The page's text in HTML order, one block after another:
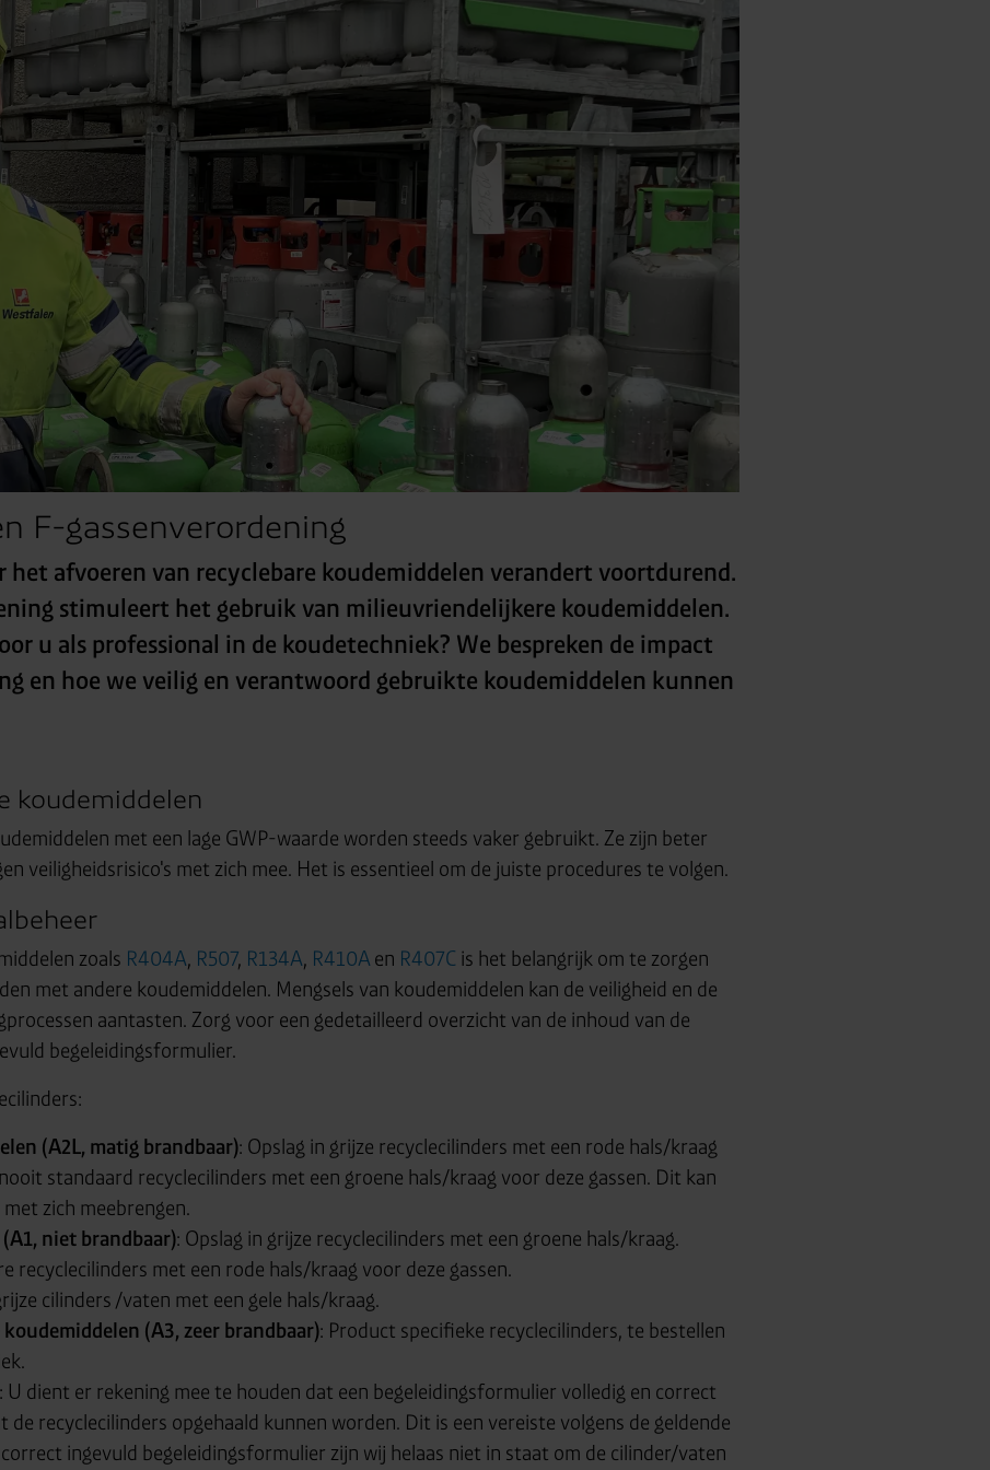
F-gassenverordening
het afvoeren van recyclebare koudemiddelen verandert voortdurend.
stimuleert het gebruik van milieuvriendelijkere koudemiddelen.
u als professional in de koudetechniek? We bespreken de impact
en hoe we veilig en verantwoord gebruikte koudemiddelen kunnen
koudemiddelen
met een lage GWP-waarde worden steeds vaker gebruikt. Ze zijn beter
veiligheidsrisico's met zich mee. Het is essentieel om de juiste procedures te volgen.
zoals R404A, R507, R134A, R410A en R407C is het belangrijk om te zorgen
met andere koudemiddelen. Mengsels van koudemiddelen kan de veiligheid en de
aantasten. Zorg voor een gedetailleerd overzicht van de inhoud van de
begeleidingsformulier.
(A2L, matig brandbaar): Opslag in grijze recyclecilinders met een rode hals/kraag
standaard recyclecilinders met een groene hals/kraag voor deze gassen. Dit kan
zich meebrengen.
(A1, niet brandbaar): Opslag in grijze recyclecilinders met een groene hals/kraag.
recyclecilinders met een rode hals/kraag voor deze gassen.
cilinders /vaten met een gele hals/kraag.
(A3, zeer brandbaar): Product specifieke recyclecilinders, te bestellen
: U dient er rekening mee te houden dat een begeleidingsformulier volledig en correct
recyclecilinders opgehaald kunnen worden. Dit is een vereiste volgens de geldende
ingevuld begeleidingsformulier zijn wij helaas niet in staat om de cilinder/vaten